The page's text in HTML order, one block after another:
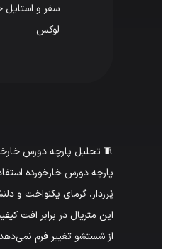
سفر و استایل
لوکس
🧵 تحلیل پارچه دورس
پارچه دورس خارخورده
پُرزدار، گرمای یکنواخت و
این متریال در برابر افت
از شستشو تغییر فرم